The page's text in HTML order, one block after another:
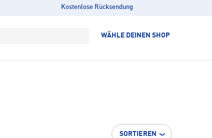
Kostenlose Rücksendung
WÄHLE DEINEN SHOP
SORTIEREN